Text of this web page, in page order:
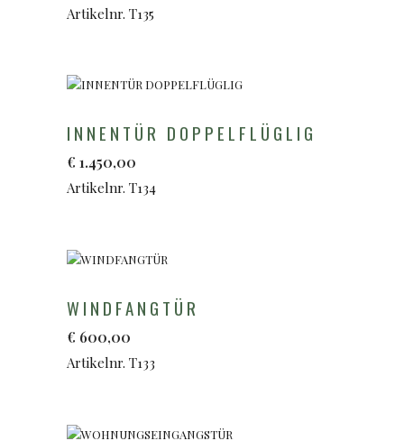
Artikelnr. T135
INNENTÜR DOPPELFLÜGLIG
€ 1.450,00
Artikelnr. T134
WINDFANGTÜR
€ 600,00
Artikelnr. T133